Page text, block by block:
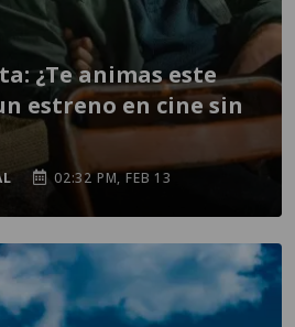
¿Te animas este
estreno en cine sin
02:32 PM, FEB 13